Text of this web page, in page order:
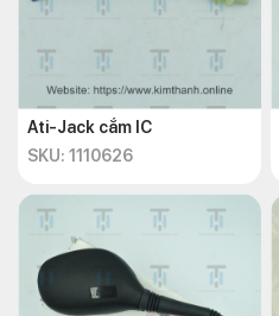
Ati-Jack cắm IC
SKU: 1110626